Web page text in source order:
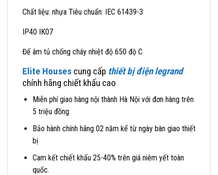
Chất liệu: nhựa Tiêu chuẩn: IEC 61439-3
IP40 IK07
Đế âm tủ chống cháy nhiệt độ 650 độ C
Elite Houses cung cấp thiết bị điện legrand
chính hãng chiết khấu cao
Miễn phí giao hàng nội thành Hà Nội với đơn hàng trên
5 triệu đồng
Bảo hành chính hãng 02 năm kể từ ngày bàn giao thiết
bị
Cam kết chiết khấu 25-40% trên giá niêm yết toàn
quốc.